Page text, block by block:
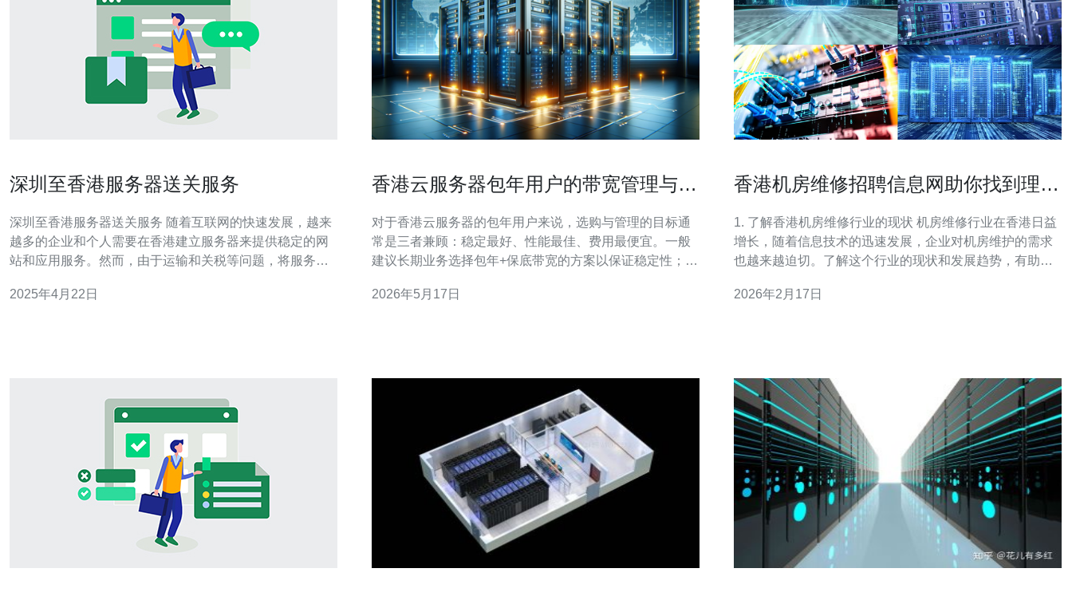
深圳至香港服务器送关服务
深圳至香港服务器送关服务 随着互联网的快速发展，越来
越多的企业和个人需要在香港建立服务器来提供稳定的网
站和应用服务。然而，由于运输和关税等问题，将服务器
供深圳至香港服务器送关服务，为您提供一站式的解决方
2025年4月22日
香港云服务器包年用户的带宽管理与流
对于香港云服务器的包年用户来说，选购与管理的目标通
常是三者兼顾：稳定最好、性能最佳、费用最便宜。一般
建议长期业务选择包年+保底带宽的方案以保证稳定性；若
年但允许突发的弹性带宽方案。本文从带宽计费模型、具
2026年5月17日
香港机房维修招聘信息网助你找到理想
1. 了解香港机房维修行业的现状 机房维修行业在香港日益
增长，随着信息技术的迅速发展，企业对机房维护的需求
也越来越迫切。了解这个行业的现状和发展趋势，有助于
集中在大型企业、数据中心以及云计算服务提供商。了解
2026年2月17日